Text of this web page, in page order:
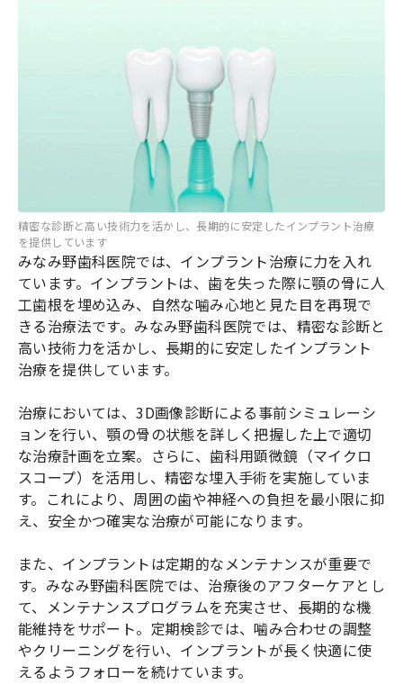
精密な診断と高い技術力を活かし、長期的に安定したインプラント治療
を提供しています
みなみ野歯科医院では、インプラント治療に力を入れ
ています。インプラントは、歯を失った際に顎の骨に人
工歯根を埋め込み、自然な噛み心地と見た目を再現で
きる治療法です。みなみ野歯科医院では、精密な診断と
高い技術力を活かし、長期的に安定したインプラント
治療を提供しています。
治療においては、3D画像診断による事前シミュレーシ
ョンを行い、顎の骨の状態を詳しく把握した上で適切
な治療計画を立案。さらに、歯科用顕微鏡（マイクロ
スコープ）を活用し、精密な埋入手術を実施していま
す。これにより、周囲の歯や神経への負担を最小限に抑
え、安全かつ確実な治療が可能になります。
また、インプラントは定期的なメンテナンスが重要で
す。みなみ野歯科医院では、治療後のアフターケアとし
て、メンテナンスプログラムを充実させ、長期的な機
能維持をサポート。定期検診では、噛み合わせの調整
やクリーニングを行い、インプラントが長く快適に使
えるようフォローを続けています。